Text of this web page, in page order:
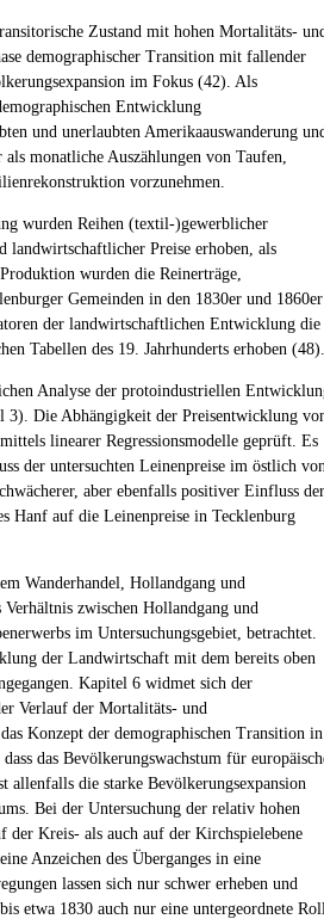
Zustand mit hohen Mortalitäts-
demographischer Transition mit fallender
im Fokus (42). Als
Entwicklung
und unerlaubten Amerikaauswanderung
monatliche Auszählungen von Taufen,
vorzunehmen.
wurden Reihen (textil-)gewerblicher
landwirtschaftlicher Preise erhoben, als
wurden die Reinerträge,
Gemeinden in den 1830er und 1860er
der landwirtschaftlichen Entwicklung die
Tabellen des 19. Jahrhunderts erhoben (48).
Analyse der protoindustriellen
3). Die Abhängigkeit der Preisentwicklung
linearer Regressionsmodelle geprüft. Es
der untersuchten Leinenpreise im östlich
aber ebenfalls positiver Einfluss der
Hanf auf die Leinenpreise in Tecklenburg
Wanderhandel, Hollandgang und
zwischen Hollandgang und
im Untersuchungsgebiet, betrachtet.
der Landwirtschaft mit dem bereits oben
Kapitel 6 widmet sich der
Verlauf der Mortalitäts- und
Konzept der demographischen Transition in
das Bevölkerungswachstum für
die starke Bevölkerungsexpansion
Bei der Untersuchung der relativ hohen
der Kreis- als auch auf der Kirchspielebene
Anzeichen des Überganges in eine
lassen sich nur schwer erheben und
etwa 1830 auch nur eine untergeordnete